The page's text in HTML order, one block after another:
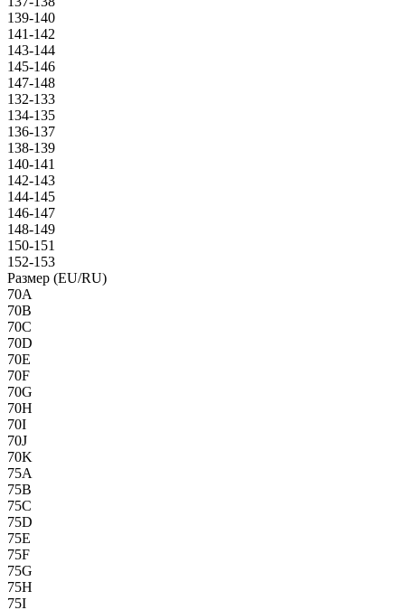
139-140
141-142
143-144
145-146
147-148
132-133
134-135
136-137
138-139
140-141
142-143
144-145
146-147
148-149
150-151
152-153
Размер (EU/RU)
70A
70B
70C
70D
70E
70F
70G
70H
70I
70J
70K
75A
75B
75C
75D
75E
75F
75G
75H
75I